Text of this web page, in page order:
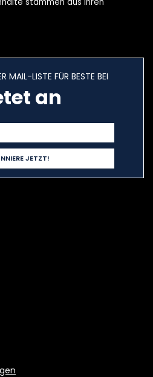
MAIL-LISTE FÜR BESTE BEI
an